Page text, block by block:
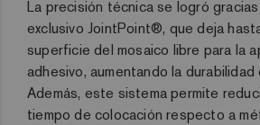
La precisión técnica se logró
exclusivo JointPoint®, que deja
superficie del mosaico libre para la
adhesivo, aumentando la
Además, este sistema permite
tiempo de colocación respecto a